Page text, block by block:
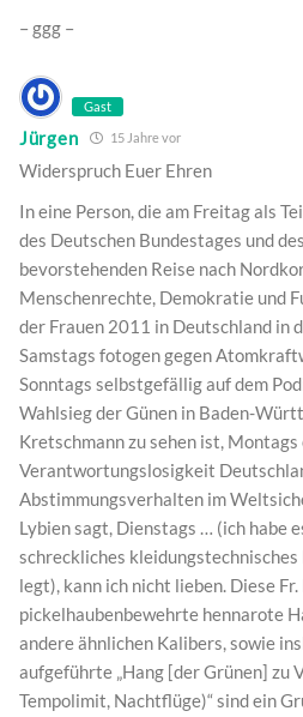
– ggg –
Gast
Jürgen 15 Jahre vor
Widerspruch Euer Ehren
In eine Person, die am Freitag als
des Deutschen Bundestages und
bevorstehenden Reise nach
Menschenrechte, Demokratie und
der Frauen 2011 in Deutschland in
Samstags fotogen gegen
Sonntags selbstgefällig auf dem
Wahlsieg der Günen in Baden-
Kretschmann zu sehen ist,
Verantwortungslosigkeit
Abstimmungsverhalten im
Lybien sagt, Dienstags … (ich habe
schreckliches
legt), kann ich nicht lieben. Diese
pickelhaubenbewehrte hennarote
andere ähnlichen Kalibers, sowie
aufgeführte „Hang [der Grünen] zu
Tempolimit, Nachtflüge)“ sind ein